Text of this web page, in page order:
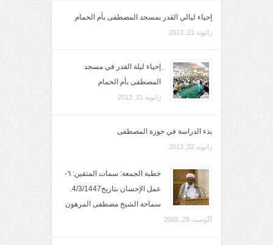
إحياء ليالي القدر بمسجد المصطفى بأم الحمام
ژانویه 21, 2013
ِإحياء ليلة القدر في مسجد
المصطفى بأم الحمام
ژانویه 21, 2013
بدء الدراسة في حوزة المصطفى
ژانویه 22, 2013
خطبة الجمعة: سمات المتقين: ٦-
عمل الإحسان بتاريخ4/3/1447.
سماحة الشيخ مصطفى المرهون
آگوست 29, 2025